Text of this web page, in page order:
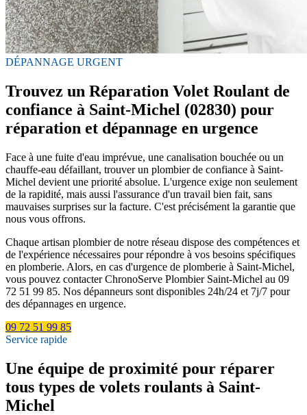
DÉPANNAGE URGENT
Trouvez un Réparation Volet Roulant de
confiance à Saint-Michel (02830) pour
réparation et dépannage en urgence
Face à une fuite d'eau imprévue, une canalisation bouchée ou un
chauffe-eau défaillant, trouver un plombier de confiance à Saint-
Michel devient une priorité absolue. L'urgence exige non seulement
de la rapidité, mais aussi l'assurance d'un travail bien fait, sans
mauvaises surprises sur la facture. C'est précisément la garantie que
nous vous offrons.
Chaque artisan plombier de notre réseau dispose des compétences et
de l'expérience nécessaires pour répondre à vos besoins spécifiques
en plomberie. Alors, en cas d'urgence de plomberie à Saint-Michel,
vous pouvez contacter ChronoServe Plombier Saint-Michel au 09
72 51 99 85. Nos dépanneurs sont disponibles 24h/24 et 7j/7 pour
des dépannages en urgence.
09 72 51 99 85
Service rapide
Une équipe de proximité pour réparer
tous types de volets roulants à Saint-
Michel